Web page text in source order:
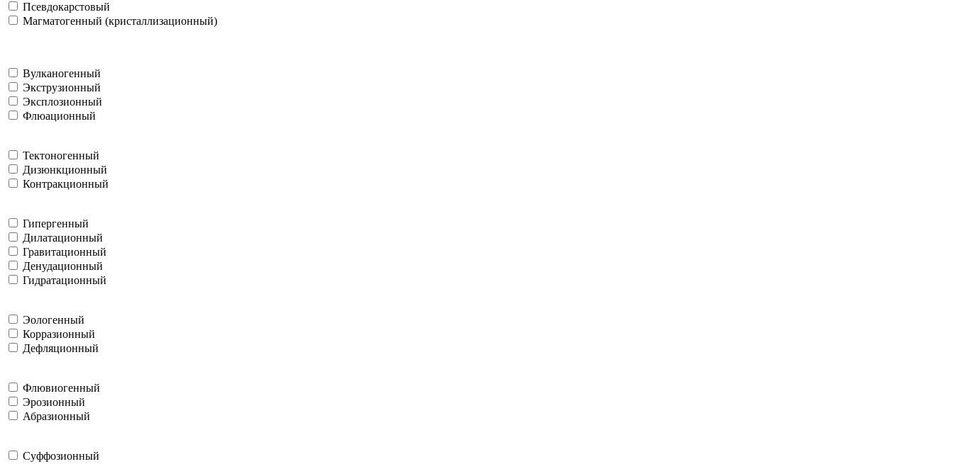
Псевдокарстовый
Магматогенный (кристаллизационный)
Вулканогенный
Экструзионный
Эксплозионный
Флюационный
Тектоногенный
Дизюнкционный
Контракционный
Гипергенный
Дилатационный
Гравитационный
Денудационный
Гидратационный
Эологенный
Корразионный
Дефляционный
Флювиогенный
Эрозионный
Абразионный
Суффозионный